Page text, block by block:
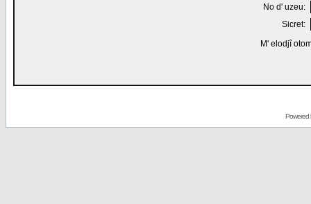
No d' uzeu:
Sicret:
M' elodjî
Powered